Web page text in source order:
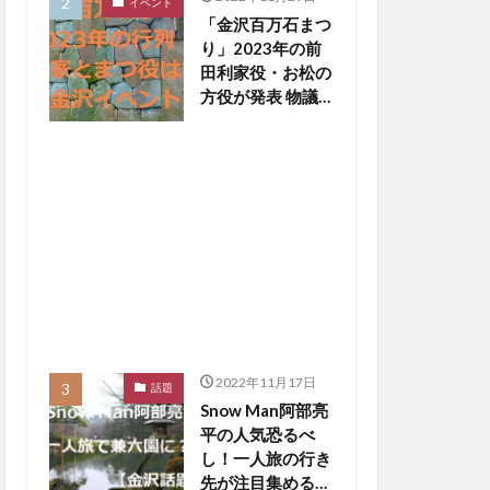
「金沢百万石まつ
り」2023年の前
田利家役・お松の
方役が発表 物議
話題 2022年11月17日
Snow Man阿部亮
平の人気恐るべ
し！一人旅の行き
先が注目集める